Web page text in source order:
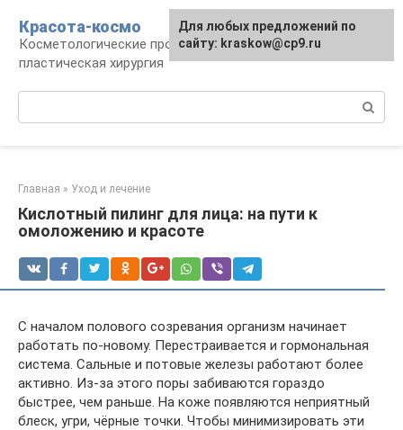
контенту
Красота-космо
Косметологические процедуры,
пластическая хирургия
Главная » Уход и лечение
Кислотный пилинг для лица: на пути к
омоложению и красоте
С началом полового созревания организм начинает
работать по-новому. Перестраивается и гормональная
система. Сальные и потовые железы работают более
активно. Из-за этого поры забиваются гораздо
быстрее, чем раньше. На коже появляются неприятный
блеск, угри, чёрные точки. Чтобы минимизировать эти
Для любых предложений по
сайту: kraskow@cp9.ru